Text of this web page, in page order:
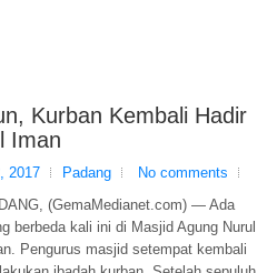
Kurban Kembali Hadir
Iman
2017 Padang
No comments
(GemaMedianet.com) — Ada
berbeda kali ini di Masjid Agung Nurul
Pengurus masjid setempat kembali